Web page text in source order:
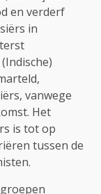
en verderf
in
vanwege
Het
is tot op
tussen de